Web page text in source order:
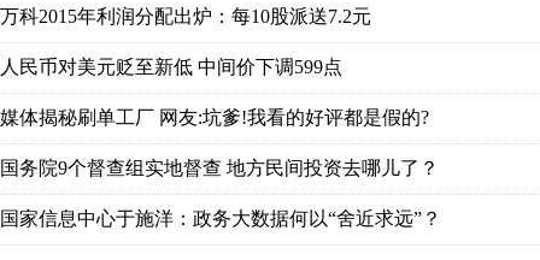
万科2015年利润分配出炉：每10股派送7.2元
人民币对美元贬至新低 中间价下调599点
媒体揭秘刷单工厂 网友:坑爹!我看的好评都是假的?
国务院9个督查组实地督查 地方民间投资去哪儿了？
国家信息中心于施洋：政务大数据何以“舍近求远”？